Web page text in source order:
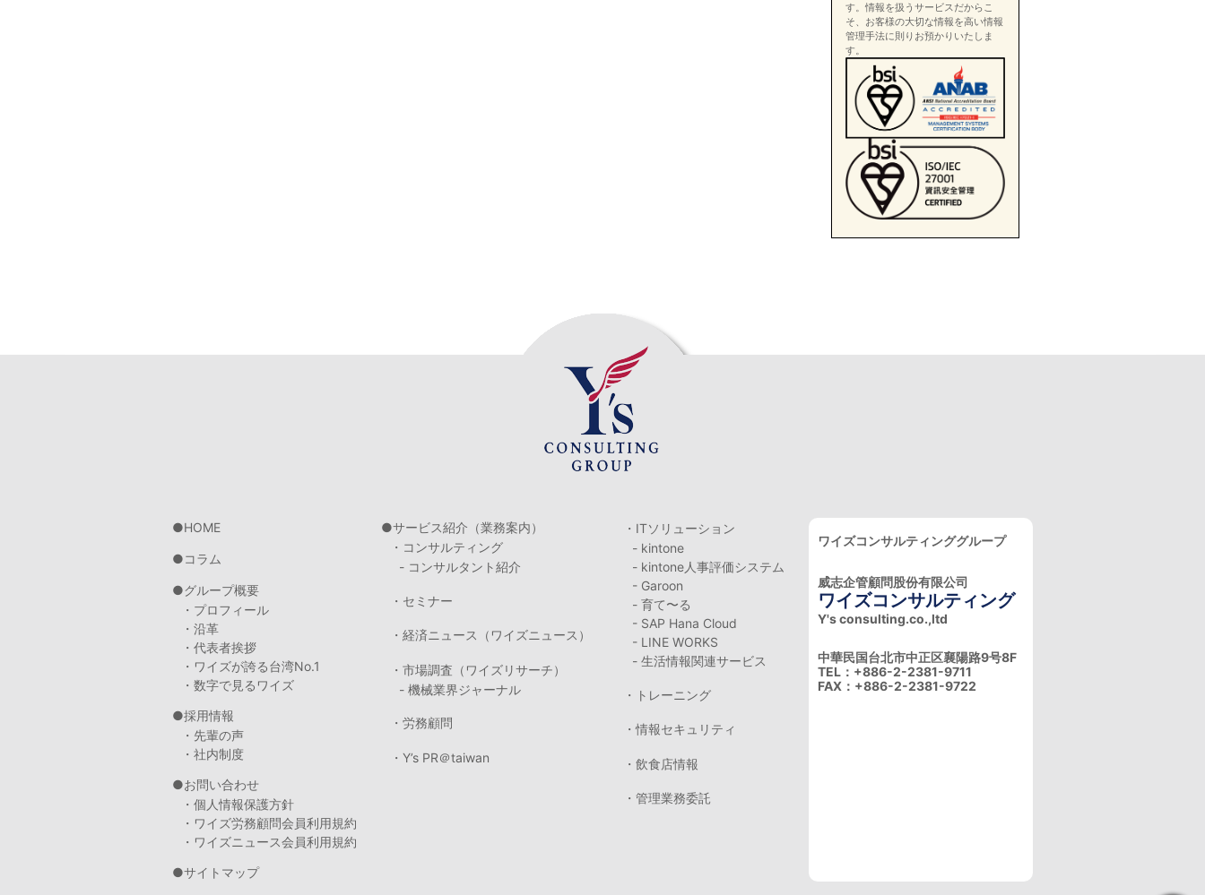
す。情報を扱うサービスだからこ
そ、お客様の大切な情報を高い情報
管理手法に則りお預かりいたしま
す。
HOME
コラム
グループ概要
・プロフィール
・沿革
・代表者挨拶
・ワイズが誇る台湾No.1
・数字で見るワイズ
採用情報
・先輩の声
・社内制度
お問い合わせ
・個人情報保護方針
・ワイズ労務顧問会員利用規約
・ワイズニュース会員利用規約
サイトマップ
サービス紹介（業務案内）
・コンサルティング
- コンサルタント紹介
・セミナー
・経済ニュース（ワイズニュース）
・市場調査（ワイズリサーチ）
- 機械業界ジャーナル
・労務顧問
・Y’s PR＠taiwan
・ITソリューション
- kintone
- kintone人事評価システム
- Garoon
- 育て〜る
- SAP Hana Cloud
- LINE WORKS
- 生活情報関連サービス
・トレーニング
・情報セキュリティ
・飲食店情報
・管理業務委託
ワイズコンサルティンググループ
威志企管顧問股份有限公司
ワイズコンサルティング
Y's consulting.co.,ltd
中華民国台北市中正区襄陽路9号8F
TEL：+886-2-2381-9711
FAX：+886-2-2381-9722